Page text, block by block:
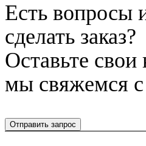
Есть вопросы
сделать заказ?
Оставьте свои
мы свяжемся
Отправить запрос